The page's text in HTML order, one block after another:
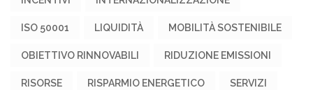
ISO 50001 LIQUIDITÀ MOBILITÀ SOSTENIBILE
OBIETTIVO RINNOVABILI RIDUZIONE EMISSIONI
RISORSE RISPARMIO ENERGETICO SERVIZI